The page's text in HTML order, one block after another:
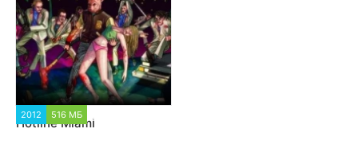
2012 516 МБ
Hotline Miami